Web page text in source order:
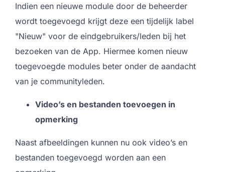
Indien een nieuwe module door de beheerder
wordt toegevoegd krijgt deze een tijdelijk label
"Nieuw" voor de eindgebruikers/leden bij het
bezoeken van de App. Hiermee komen nieuw
toegevoegde modules beter onder de aandacht
van je communityleden.
Video’s en bestanden toevoegen in
opmerking
Naast afbeeldingen kunnen nu ook video’s en
bestanden toegevoegd worden aan een